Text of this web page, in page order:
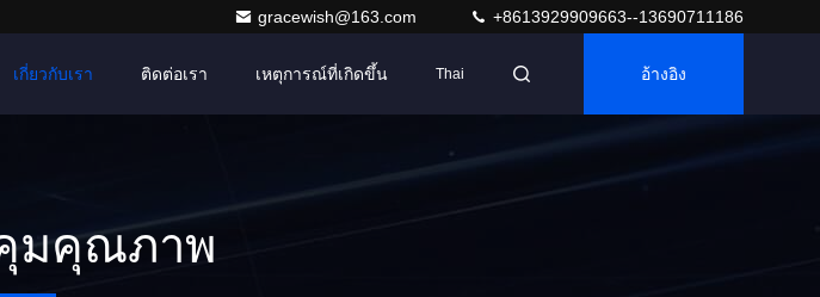
gracewish@163.com +8613929909663--13690711186
เกี่ยวกับเรา ติดต่อเรา เหตุการณ์ที่เกิดขึ้น Thai อ้างอิง
มคุณภาพ